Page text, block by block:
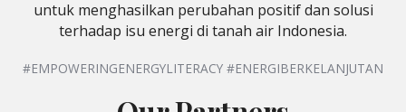
untuk menghasilkan perubahan positif dan solusi
terhadap isu energi di tanah air Indonesia.
#EMPOWERINGENERGYLITERACY #ENERGIBERKELANJUTAN